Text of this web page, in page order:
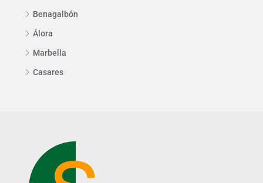
Benagalbón
Álora
Marbella
Casares